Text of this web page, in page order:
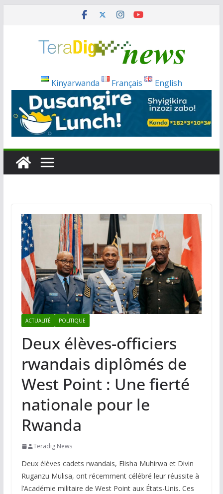
Kinyarwanda Français English
ACTUALITÉ POLITIQUE
Deux élèves-officiers
rwandais diplômés de
West Point : Une fierté
nationale pour le
Rwanda
Teradig News
Deux élèves cadets rwandais, Elisha Muhirwa et Divin
Ruganzu Mulisa, ont récemment célébré leur réussite à
l’Académie militaire de West Point aux États-Unis. Ces